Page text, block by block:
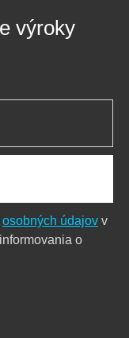
výroky
osobných údajov v
o